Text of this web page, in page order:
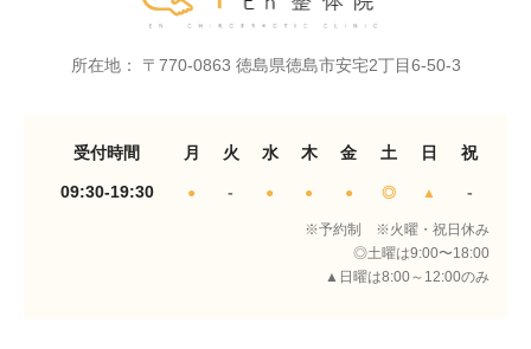
所在地： 〒770-0863 徳島県徳島市安宅2丁目6-50-3
受付時間 月 火 水 木 金 土 日 祝
09:30-19:30 ● - ● ● ● ◎ ▲ -
※予約制 ※火曜・祝日休み
◎土曜は9:00〜18:00
▲日曜は8:00～12:00のみ